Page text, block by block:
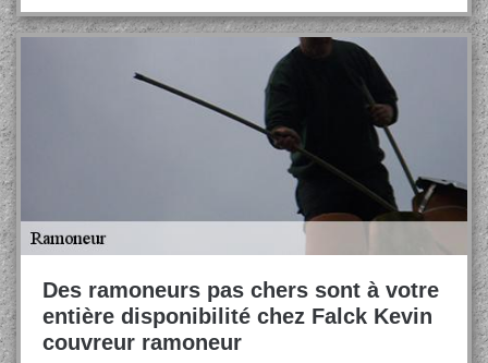
Des ramoneurs pas chers sont à votre
entière disponibilité chez Falck Kevin
couvreur ramoneur